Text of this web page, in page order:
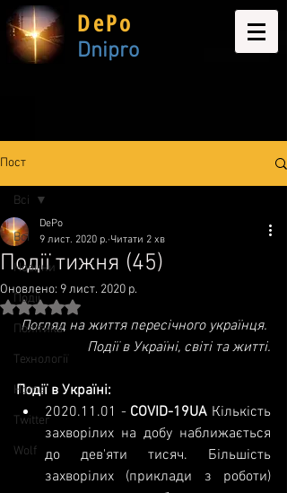
DePo
Dnipro
Пост
Всі
Новини
Події
Політика
Технології
Home
Twitter
Wolf
Всі
Події тижня (45)
DePo
9 лист. 2020 р. Читати 2 хв
Оновлено: 9 лист. 2020 р.
Оцінка: NaN з 5 зірок.
Погляд на життя пересічного українця.
Події в Україні, світі та житті.
Події в Україні:
2020.11.01 - COVID-19UA Кількість
захворілих на добу наближається
до дев'яти тисяч. Більшість
захворілих (приклади з роботи)